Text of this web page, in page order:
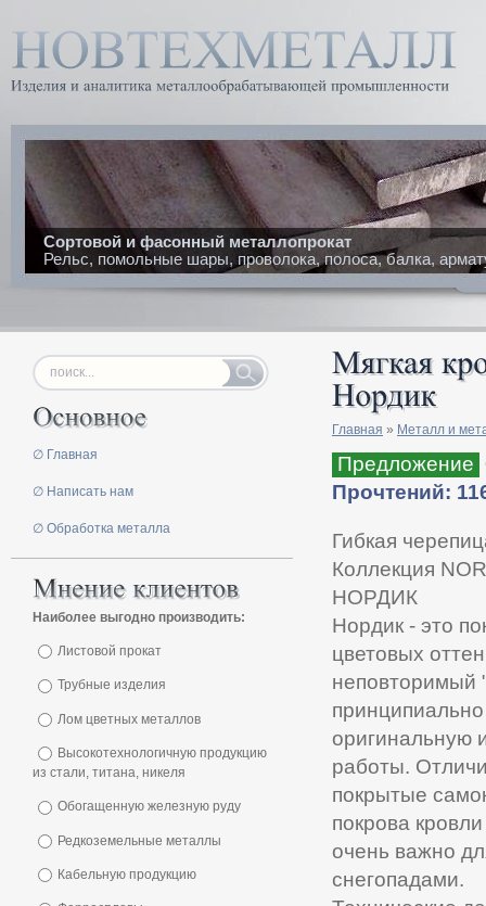
Сортовой и фасонный металлопрокат
Рельс, помольные шары, проволока, полоса, балка,
Главная » Металл и
Предложение
Прочтений:
Гибкая
Коллекция
НОРДИК
Нордик - это
цветовых
неповторимый
оригинальную
работы.
покрытые
покрова
очень важно
снегопадами.
∅ Главная
∅ Написать нам
∅ Обработка металла
Наиболее выгодно производить:
Листовой прокат
Трубные изделия
Лом цветных металлов
Высокотехнологичную продукцию
из стали, титана, никеля
Обогащенную железную руду
Редкоземельные металлы
Кабельную продукцию